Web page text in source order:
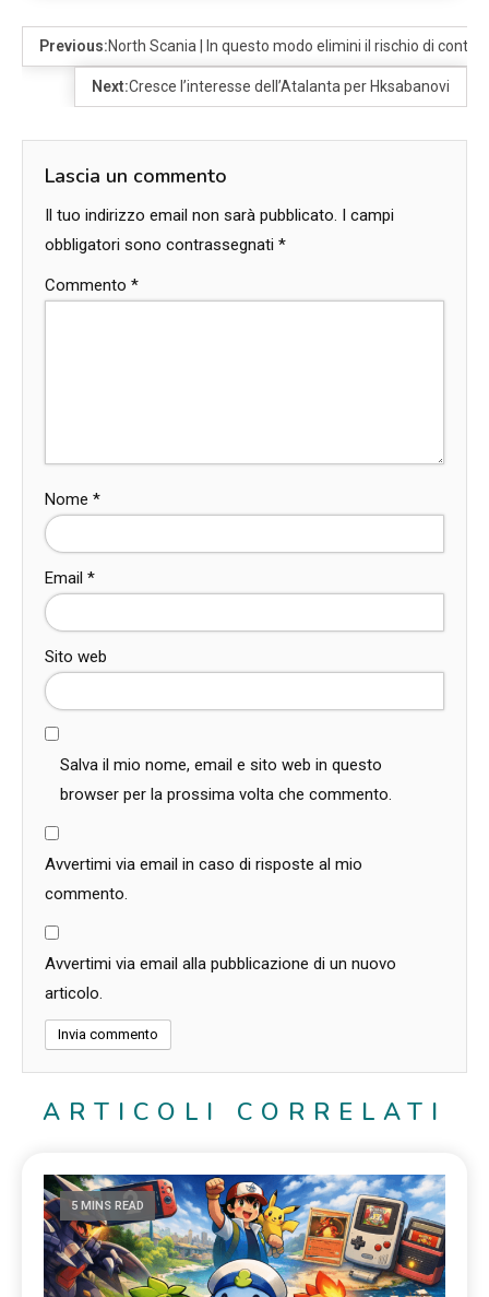
Previous:North Scania | In questo modo elimini il rischio di
Next:Cresce l’interesse dell’Atalanta per Hksabanovi
Lascia un commento
Il tuo indirizzo email non sarà pubblicato. I campi
obbligatori sono contrassegnati *
Commento *
Nome *
Email *
Sito web
Salva il mio nome, email e sito web in questo
browser per la prossima volta che commento.
Avvertimi via email in caso di risposte al mio
commento.
Avvertimi via email alla pubblicazione di un nuovo
articolo.
ARTICOLI CORRELATI
5 MINS READ